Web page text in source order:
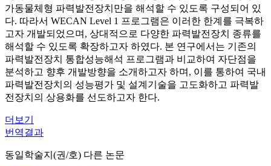
가동물체형 파력발전장치만을 해석할 수 있도록 구성되어 있
다. 따라서 WECAN Level 1 프로그램은 이러한 한계를 극복하
고자 개발되었으며, 상대적으로 다양한 파력발전장치 종류를
해석할 수 있도록 확장하고자 하였다. 본 연구에서는 기존의
파력발전장치 통합성능해석 프로그램과 비교하여 자단점을
분석하고 향후 개발방향을 소개하고자 하며, 이를 통하여 국내
파력발전장치의 성능평가 및 설계기술을 고도화하고 파력발
전장치의 상용화를 선도하고자 한다.
더보기
번역결과
동일학술지(권/호) 다른 논문